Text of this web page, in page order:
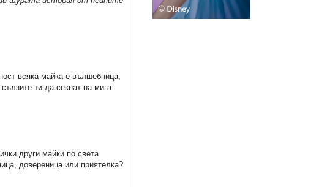
всяка майка е вълшебница,
ти да секнат на мига
други майки по света.
довереница или приятелка?